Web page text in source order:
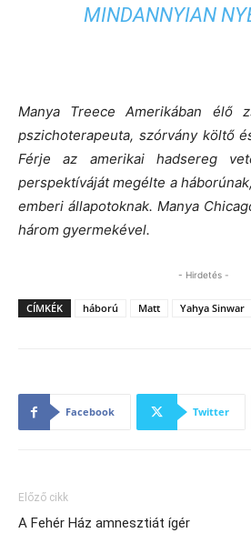
MINDANNYIAN
Manya Treece Amerikában élő
pszichoterapeuta, szórvány költő
Férje az amerikai hadsereg
perspektíváját megélte a
emberi állapotoknak. Manya
három gyermekével.
- Hirdetés -
CÍMKÉK háború Matt Yahya Sinwar
Facebook Twitter
Előző cikk
A Fehér Ház amnesztiát ígér